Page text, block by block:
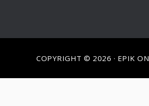
COPYRIGHT © 2026 · EPIK ON